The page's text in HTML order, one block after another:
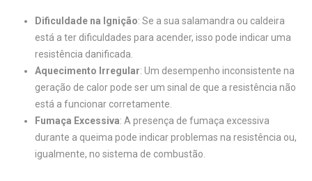
Dificuldade na Ignição: Se a sua salamandra ou caldeira
está a ter dificuldades para acender, isso pode indicar uma
resistência danificada.
Aquecimento Irregular: Um desempenho inconsistente na
geração de calor pode ser um sinal de que a resistência não
está a funcionar corretamente.
Fumaça Excessiva: A presença de fumaça excessiva
durante a queima pode indicar problemas na resistência ou,
igualmente, no sistema de combustão.